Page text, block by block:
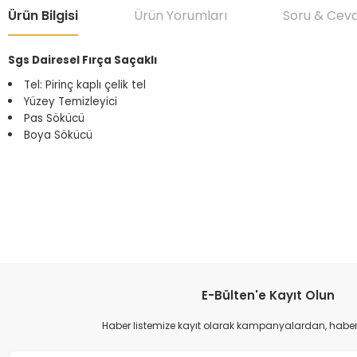
Ürün Bilgisi Ürün Yorumları Soru &
Sgs Dairesel Fırça Saçaklı
Tel: Pirinç kaplı çelik tel
Yüzey Temizleyici
Pas Sökücü
Boya Sökücü
Bu ürünün fiyat bilgisi, resim, ürün açıklamalarında ve diğer
Bu ürüne benzer farklı alternatifler olmalı.
E-Bülten'e Kayıt Olun
Haber listemize kayıt olarak kampanyalardan,